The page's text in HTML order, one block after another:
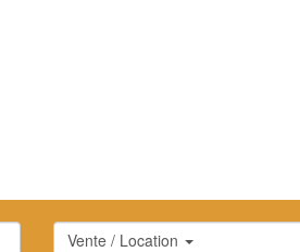
Vente / Location